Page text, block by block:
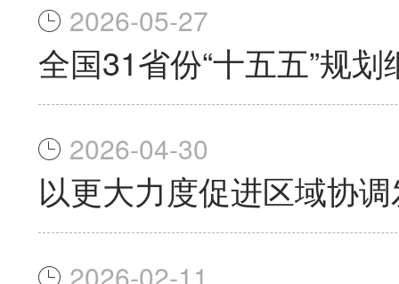
2026-05-27
全国31省份“十五五”规
2026-04-30
以更大力度促进区域协